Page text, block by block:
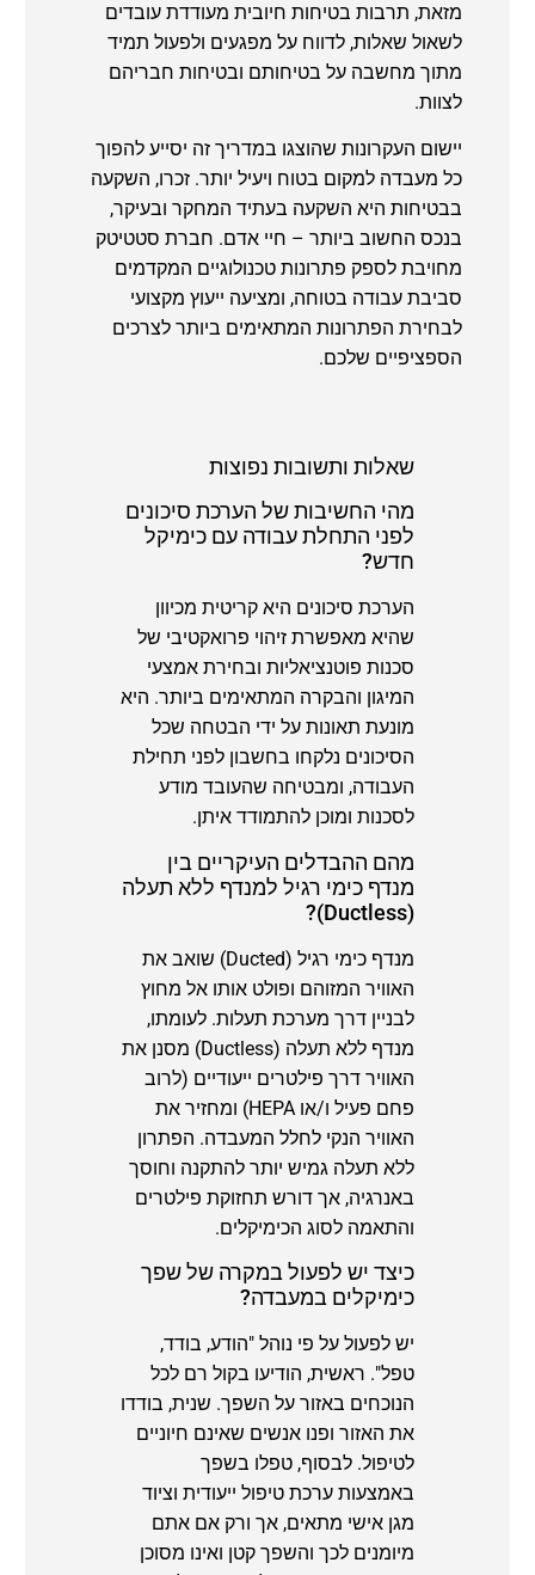
מזאת, תרבות בטיחות חיובית מעודדת עובדים
לשאול שאלות, לדווח על מפגעים ולפעול תמיד
מתוך מחשבה על בטיחותם ובטיחות חבריהם
לצוות.
יישום העקרונות שהוצגו במדריך זה יסייע להפוך
כל מעבדה למקום בטוח ויעיל יותר. זכרו, השקעה
בבטיחות היא השקעה בעתיד המחקר ובעיקר,
בנכס החשוב ביותר – חיי אדם. חברת סטטיטק
מחויבת לספק פתרונות טכנולוגיים המקדמים
סביבת עבודה בטוחה, ומציעה ייעוץ מקצועי
לבחירת הפתרונות המתאימים ביותר לצרכים
הספציפיים שלכם.
שאלות ותשובות נפוצות
מהי החשיבות של הערכת סיכונים
לפני התחלת עבודה עם כימיקל
חדש?
הערכת סיכונים היא קריטית מכיוון
שהיא מאפשרת זיהוי פרואקטיבי של
סכנות פוטנציאליות ובחירת אמצעי
המיגון והבקרה המתאימים ביותר. היא
מונעת תאונות על ידי הבטחה שכל
הסיכונים נלקחו בחשבון לפני תחילת
העבודה, ומבטיחה שהעובד מודע
לסכנות ומוכן להתמודד איתן.
מהם ההבדלים העיקריים בין
מנדף כימי רגיל למנדף ללא תעלה
(Ductless)?
מנדף כימי רגיל (Ducted) שואב את
האוויר המזוהם ופולט אותו אל מחוץ
לבניין דרך מערכת תעלות. לעומתו,
מנדף ללא תעלה (Ductless) מסנן את
האוויר דרך פילטרים ייעודיים (לרוב
פחם פעיל ו/או HEPA) ומחזיר את
האוויר הנקי לחלל המעבדה. הפתרון
ללא תעלה גמיש יותר להתקנה וחוסך
באנרגיה, אך דורש תחזוקת פילטרים
והתאמה לסוג הכימיקלים.
כיצד יש לפעול במקרה של שפך
כימיקלים במעבדה?
יש לפעול על פי נוהל "הודע, בודד,
טפל". ראשית, הודיעו בקול רם לכל
הנוכחים באזור על השפך. שנית, בודדו
את האזור ופנו אנשים שאינם חיוניים
לטיפול. לבסוף, טפלו בשפך
באמצעות ערכת טיפול ייעודית וציוד
מגן אישי מתאים, אך ורק אם אתם
מיומנים לכך והשפך קטן ואינו מסוכן